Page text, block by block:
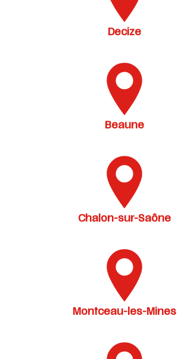
Decize
Beaune
Chalon-sur-Saône
Montceau-les-Mines